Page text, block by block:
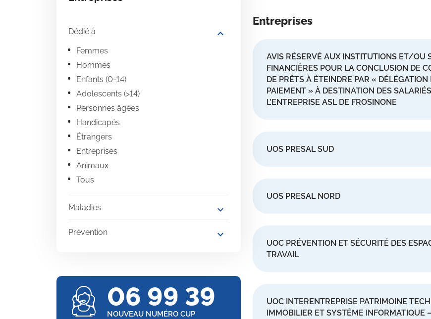
Dédié à expand_more
Femmes
Hommes
Enfants (0-14)
Adolescents (>14)
Personnes âgées
Handicapés
Étrangers
Entreprises
Animaux
Tous
Maladies expand_more
Prévention expand_more
Entreprises
AVIS RÉSERVÉ AUX INSTITUTIONS ET/OU
FINANCIÈRES POUR LA CONCLUSION DE
DE PRÊTS À ÉTEINDRE PAR « DÉLÉGATION
PAIEMENT » À DESTINATION DES
L’ENTREPRISE ASL DE FROSINONE
UOS PRESAL SUD
UOS PRESAL NORD
UOC PRÉVENTION ET SÉCURITÉ DES
TRAVAIL
UOC INTERENTREPRISE PATRIMOINE
IMMOBILIER ET SYSTÈME INFORMATIQUE
06 99 39
NOUVEAU NUMÉRO CUP